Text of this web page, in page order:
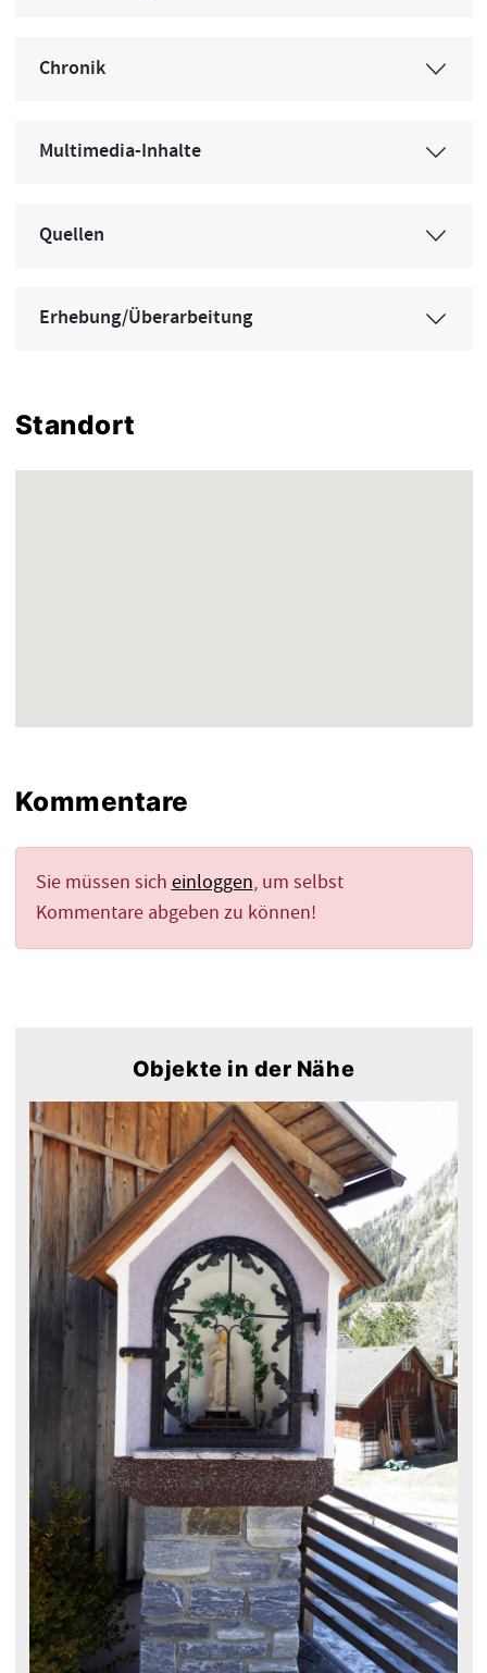
Chronik
Multimedia-Inhalte
Quellen
Erhebung/Überarbeitung
Standort
Kommentare
Sie müssen sich einloggen, um selbst
Kommentare abgeben zu können!
Objekte in der Nähe